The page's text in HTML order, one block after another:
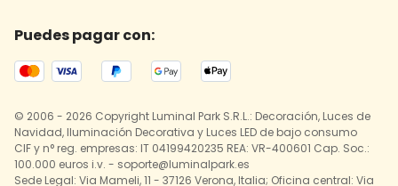
Puedes pagar con:
© 2006 - 2026 Copyright Luminal Park S.R.L.: Decoración, Luces de
Navidad, Iluminación Decorativa y Luces LED de bajo consumo
CIF y n° reg. empresas: IT 04199420235 REA: VR-400601 Cap. Soc.:
100.000 euros i.v. - soporte@luminalpark.es
Sede Legal: Via Mameli, 11 - 37126 Verona, Italia; Oficina central: Via